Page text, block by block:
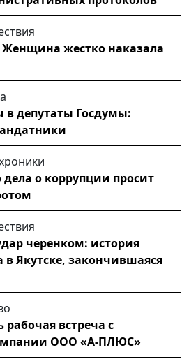
жестко наказала
в депутаты Госдумы:
о коррупции просит
черенком: история
Якутске, закончившаяся
встреча с
ООО «А-ПЛЮС»